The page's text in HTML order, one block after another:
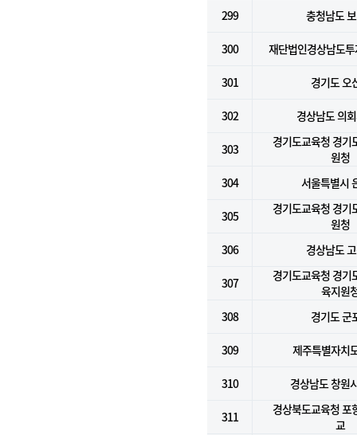
299 충청남도
300 재단법인경상남도
301 경기도 오
302 경상남도 의
303
경기도교육청 경기
원청
304
서울특별시
305
경기도교육청 경기
원청
306
경상남도
307
경기도교육청 경기
육지원
308
경기도 군
309 제주특별자치
310 경상남도 창원
311
경상북도교육청 포
교